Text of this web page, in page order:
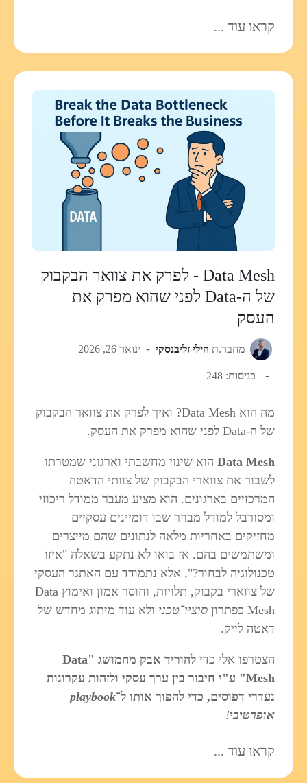
קראו עוד ...
Data Mesh - לפרק את צוואר הבקבוק
של ה-Data לפני שהוא מפרק את
העסק
מחבר.ת הילי זליבנסקי ינואר 26, 2026
כניסות: 248
מה הוא Data Mesh? ואיך לפרק את צוואר הבקבוק
של ה-Data לפני שהוא מפרק את העסק.
Data Mesh הוא שינוי מחשבתי וארגוני שמטרתו
לשבור את צווארי הבקבוק של צוותי הדאטה
המרכזיים בארגונים. הוא מציע מעבר ממודל ריכוזי
ומסורבל למודל מבוזר שבו דומיינים עסקיים
מחזיקים באחריות מלאה לנתונים שהם מייצרים
ומשתמשים בהם. אז בואו לא נתקע בשאלה "איזו
טכנולוגיה לבחור?", אלא נתמודד עם האתגר העסקי
של צווארי בקבוק, תלויות, וחוסר אמון ואימוץ Data
Mesh כפתרון
סוציו־טכני ולא עוד מיתוג מחדש של
דאטה לייק.
הצטרפו אלי כדי
להוריד אבק מהמושג "Data
Mesh" ע"י חיבור בין ערך עסקי ולזהות עקרונות
נעדרי דפוסים, כדי להפוך אותו ל־playbook
אופרטיבי!
קראו עוד ...